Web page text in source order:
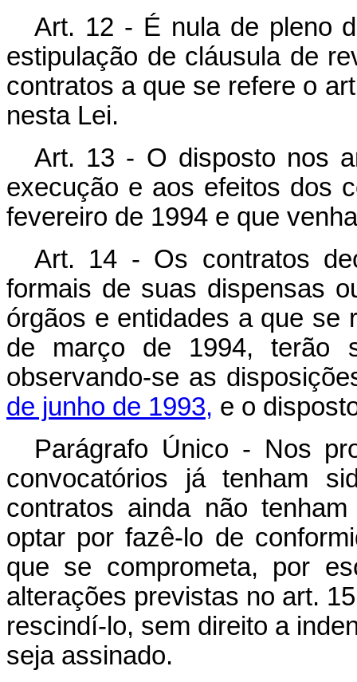
Art. 12 - É nula de pleno
estipulação de cláusula de
contratos a que se refere o
nesta Lei.
Art. 13 - O disposto nos
execução e aos efeitos dos
fevereiro de 1994 e que
Art. 14 - Os contratos
formais de suas dispensas
órgãos e entidades a que se
de março de 1994, terão
observando-se as
de junho de 1993, e o
Parágrafo Único - Nos
convocatórios já tenham
contratos ainda não
optar por fazê-lo de
que se comprometa, por
alterações previstas no art.
rescindí-lo, sem direito a
seja assinado.